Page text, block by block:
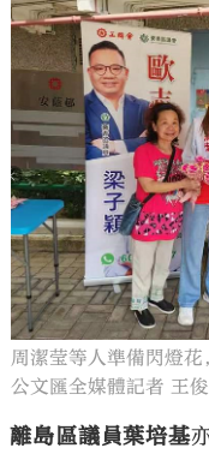
周潔莹等人準備閃燈
公文匯全媒體記者 王俊
離島區議員葉培基